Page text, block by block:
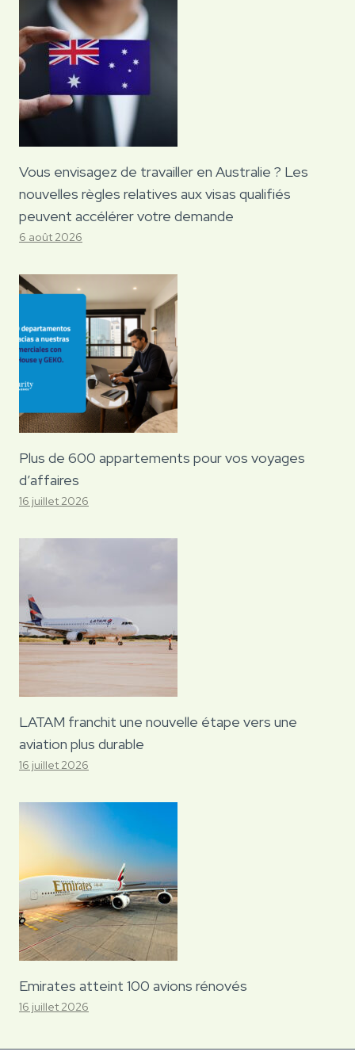
Vous envisagez de travailler en Australie ? Les
nouvelles règles relatives aux visas qualifiés
peuvent accélérer votre demande
6 août 2026
Plus de 600 appartements pour vos voyages
d’affaires
16 juillet 2026
LATAM franchit une nouvelle étape vers une
aviation plus durable
16 juillet 2026
Emirates atteint 100 avions rénovés
16 juillet 2026